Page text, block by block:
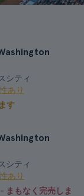
シティ
あり
す
シティ
あり
まもなく完売しま